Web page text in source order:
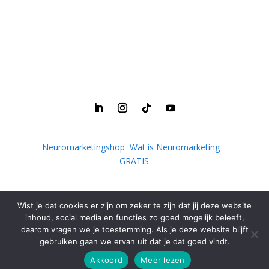
Neuromarketingshop Wat is Neuromarketing|
GRATIS
© 2013 – 2025 Chantal van den Berg | Alle rechten
voorbehouden |Cookie- en privacy| Voorwaarden
Wist je dat cookies er zijn om zeker te zijn dat jij deze website
inhoud, social media en functies zo goed mogelijk beleeft,
daarom vragen we je toestemming. Als je deze website blijft
gebruiken gaan we ervan uit dat je dat goed vindt.
Akkoord
Meer lezen